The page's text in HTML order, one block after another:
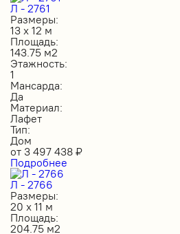
Л - 2761
Размеры:
13 х 12 м
Площадь:
143.75 м2
Этажность:
1
Мансарда:
Да
Материал:
Лафет
Тип:
Дом
от 3 497 438 ₽
Подробнее
Л - 2766
Размеры:
20 х 11 м
Площадь:
204.75 м2